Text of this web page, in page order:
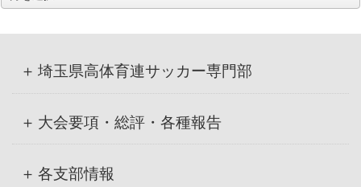
ー
埼玉県高体育連サッカー専門部
大会要項・総評・各種報告
各支部情報